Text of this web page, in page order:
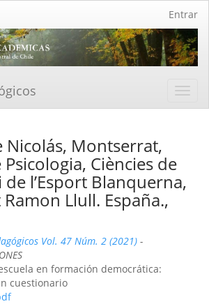
Entrar
Nicolás, Montserrat,
Ciències de
de l’Esport Blanquerna,
Llull. España.,
Vol. 47 Núm. 2 (2021) -
en formación democrática:
cuestionario